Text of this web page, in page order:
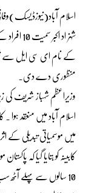
اسلام
منظوری دے دی۔
وزیراعظم شہباز شریف کی
اسلام آباد میں منعقد
میں موسمیاتی تبدیلی
کابینہ کو بتایا گیا کہ
10 سالوں سے پہلے